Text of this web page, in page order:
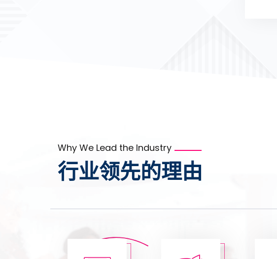
Why We Lead the Industry
行业领先的理由